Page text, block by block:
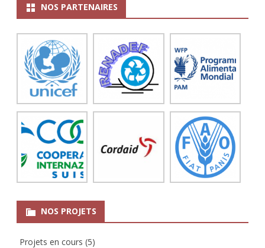
NOS PARTENAIRES
NOS PROJETS
Projets en cours (5)